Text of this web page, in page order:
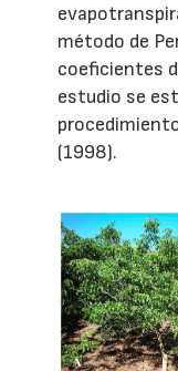
método de
coeficientes
estudio se
(1998).